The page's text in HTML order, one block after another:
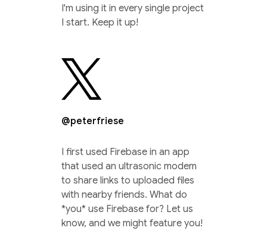
I'm using it in every single project
I start. Keep it up!
@peterfriese
I first used Firebase in an app
that used an ultrasonic modem
to share links to uploaded files
with nearby friends. What do
*you* use Firebase for? Let us
know, and we might feature you!